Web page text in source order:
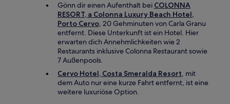
Gönn dir einen Aufenthalt bei COLONNA
RESORT, a Colonna Luxury Beach Hotel,
Porto Cervo, 20 Gehminuten von Carla Granu
entfernt. Diese Unterkunft ist ein Hotel. Hier
erwarten dich Annehmlichkeiten wie 2
Restaurants inklusive Colonna Restaurant sowie
7 Außenpools.
Cervo Hotel, Costa Smeralda Resort, mit
dem Auto nur eine kurze Fahrt entfernt, ist eine
weitere luxuriöse Option.